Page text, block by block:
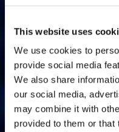
This website uses
We use cookies to
provide social media
We also share
our social media,
may combine it with
provided to them or that